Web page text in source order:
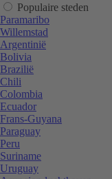
Populaire steden
Paramaribo
Willemstad
Argentinië
Bolivia
Brazilië
Chili
Colombia
Ecuador
Frans-Guyana
Paraguay
Peru
Suriname
Uruguay